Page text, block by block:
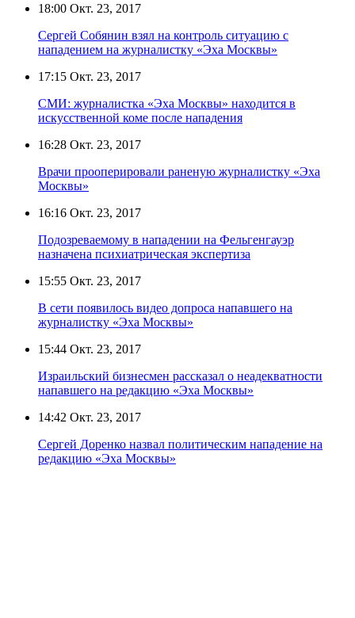
18:00 Окт. 23, 2017
Сергей Собянин взял на контроль ситуацию с
нападением на журналистку «Эха Москвы»
17:15 Окт. 23, 2017
СМИ: журналистка «Эха Москвы» находится в
искусственной коме после нападения
16:28 Окт. 23, 2017
Врачи прооперировали раненую журналистку «Эха
Москвы»
16:16 Окт. 23, 2017
Подозреваемому в нападении на Фельгенгауэр
назначена психиатрическая экспертиза
15:55 Окт. 23, 2017
В сети появилось видео допроса напавшего на
журналистку «Эха Москвы»
15:44 Окт. 23, 2017
Израильский бизнесмен рассказал о неадекватности
напавшего на редакцию «Эха Москвы»
14:42 Окт. 23, 2017
Сергей Доренко назвал политическим нападение на
редакцию «Эха Москвы»